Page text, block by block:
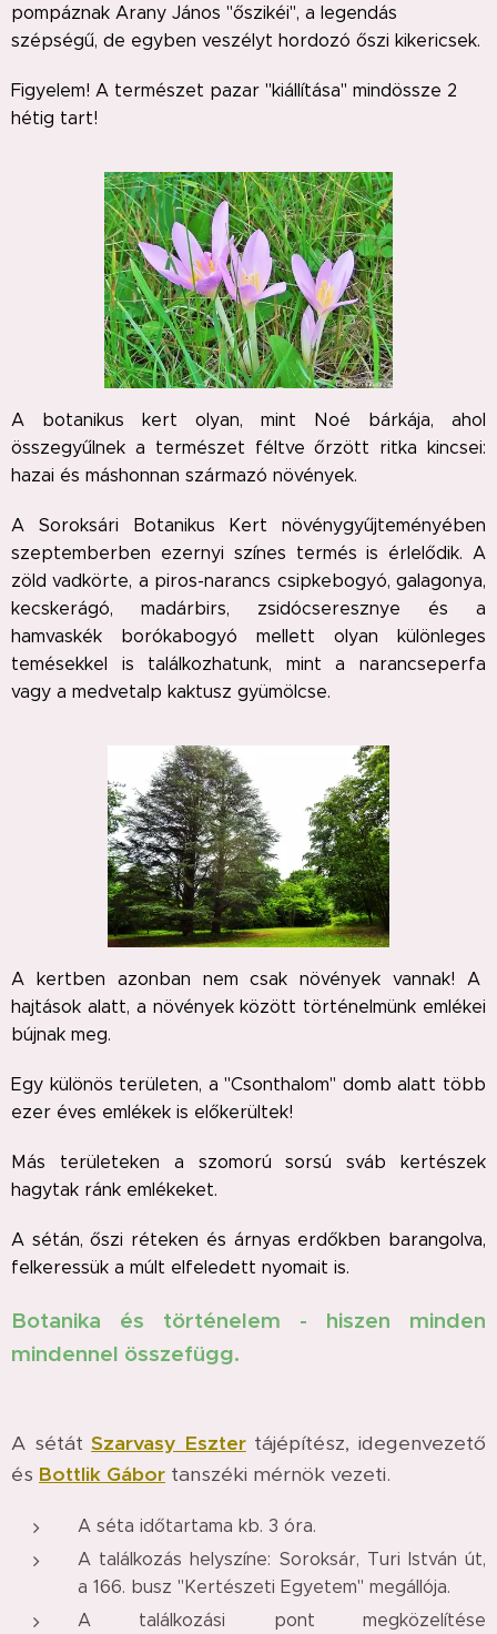
pompáznak Arany János "őszikéi", a legendás
szépségű, de egyben veszélyt hordozó őszi kikericsek.
Figyelem! A természet pazar "kiállítása" mindössze 2
hétig tart!
A botanikus kert olyan, mint Noé bárkája, ahol
összegyűlnek a természet féltve őrzött ritka kincsei:
hazai és máshonnan származó növények.
A Soroksári Botanikus Kert növénygyűjteményében
szeptemberben ezernyi színes termés is érlelődik. A
zöld vadkörte, a piros-narancs csipkebogyó, galagonya,
kecskerágó, madárbirs, zsidócseresznye és a
hamvaskék borókabogyó mellett olyan különleges
temésekkel is találkozhatunk, mint a narancseperfa
vagy a medvetalp kaktusz gyümölcse.
A kertben azonban nem csak növények vannak! A
hajtások alatt, a növények között történelmünk emlékei
bújnak meg.
Egy különös területen, a "Csonthalom" domb alatt több
ezer éves emlékek is előkerültek!
Más területeken a szomorú sorsú sváb kertészek
hagytak ránk emlékeket.
A sétán, őszi réteken és árnyas erdőkben barangolva,
felkeressük a múlt elfeledett nyomait is.
Botanika és történelem - hiszen minden
mindennel összefügg.
A sétátSzarvasy Esztertájépítész, idegenvezető
és Bottlik Gábor tanszéki mérnök vezeti.
A séta időtartama kb. 3 óra.
A találkozás helyszíne: Soroksár, Turi István út,
a 166. busz "Kertészeti Egyetem" megállója.
A találkozási pont megközelítése